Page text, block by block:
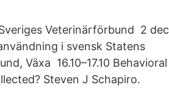
Veterinärförbund 2 dec
i svensk Statens
Växa 16.10–17.10 Behavioral
Steven J Schapiro.